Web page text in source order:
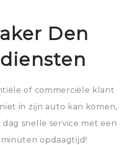
Den
of commerciële klant
in zijn auto kan komen,
snelle service met een
opdaagtijd!